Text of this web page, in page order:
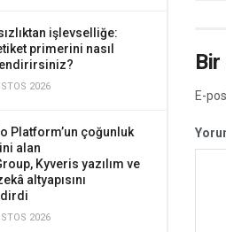
işlevselliğe:
primerini nasıl
2026
Platform’un çoğunluk
alan
Kyveris yazılım ve
altyapısını
2026
Bir
E-